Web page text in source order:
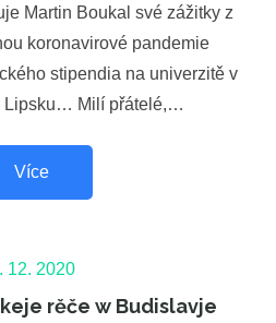
Martin Boukal své zážitky z
koronavirové pandemie
stipendia na univerzitě v
Lipsku… Milí přátelé,…
Více
12. 2020
rěče w Budislavje